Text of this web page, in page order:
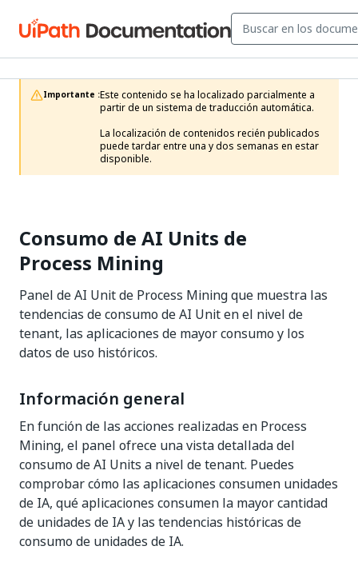
Importante :Este contenido se ha localizado parcialmente a
partir de un sistema de traducción automática.
La localización de contenidos recién publicados
puede tardar entre una y dos semanas en estar
disponible.
Consumo de AI Units de
Process Mining
Panel de AI Unit de Process Mining que muestra las
tendencias de consumo de AI Unit en el nivel de
tenant, las aplicaciones de mayor consumo y los
datos de uso históricos.
Información general
En función de las acciones realizadas en Process
Mining, el panel ofrece una vista detallada del
consumo de AI Units a nivel de tenant. Puedes
comprobar cómo las aplicaciones consumen unidades
de IA, qué aplicaciones consumen la mayor cantidad
de unidades de IA y las tendencias históricas de
consumo de unidades de IA.